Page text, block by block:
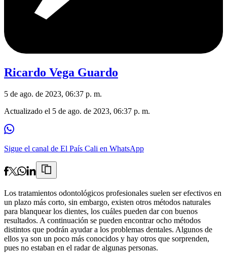
Ricardo Vega Guardo
5 de ago. de 2023, 06:37 p. m.
Actualizado el 5 de ago. de 2023, 06:37 p. m.
Sigue el canal de El País Cali en WhatsApp
Los tratamientos odontológicos profesionales suelen ser efectivos en
un plazo más corto, sin embargo, existen otros métodos naturales
para blanquear los dientes, los cuáles pueden dar con buenos
resultados. A continuación se pueden encontrar ocho métodos
distintos que podrán ayudar a los problemas dentales. Algunos de
ellos ya son un poco más conocidos y hay otros que sorprenden,
pues no estaban en el radar de algunas personas.